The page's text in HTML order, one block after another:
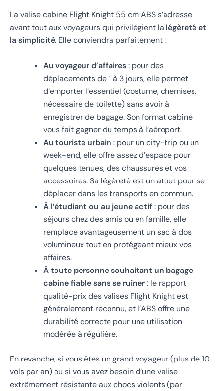
La valise cabine Flight Knight 55 cm ABS s’adresse
avant tout aux voyageurs qui privilégient la légèreté et
la simplicité. Elle conviendra parfaitement :
Au voyageur d’affaires: pour des
déplacements de 1 à 3 jours, elle permet
d’emporter l’essentiel (costume, chemises,
nécessaire de toilette) sans avoir à
enregistrer de bagage. Son format cabine
vous fait gagner du temps à l’aéroport.
Au touriste urbain : pour un city-trip ou un
week-end, elle offre assez d’espace pour
quelques tenues, des chaussures et vos
accessoires. Sa légèreté est un atout pour se
déplacer dans les transports en commun.
À l’étudiant ou au jeune actif: pour des
séjours chez des amis ou en famille, elle
remplace avantageusement un sac à dos
volumineux tout en protégeant mieux vos
affaires.
À toute personne souhaitant un bagage
cabine fiable sans se ruiner: le rapport
qualité-prix des valises Flight Knight est
généralement reconnu, et l’ABS offre une
durabilité correcte pour une utilisation
modérée à régulière.
En revanche, si vous êtes un grand voyageur (plus de 10
vols par an) ou si vous avez besoin d’une valise
extrêmement résistante aux chocs violents (par